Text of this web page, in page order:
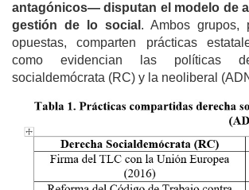
antagónicos— disputan el modelo de
gestión de lo social . Ambos grupos,
opuestas, comparten prácticas
como evidencian las políticas
socialdemócrata (RC) y la neoliberal